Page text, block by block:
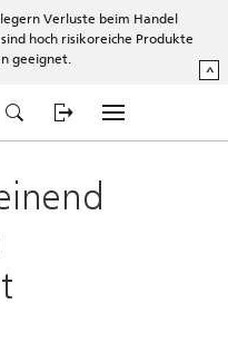
Verluste beim Handel
hoch risikoreiche Produkte
geeignet.
^